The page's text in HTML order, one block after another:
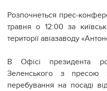
Розпочнеться прес-
травня о 12:00 за
території авіазаводу
В Офісі президента
Зеленського з пресою
перебування на посаді